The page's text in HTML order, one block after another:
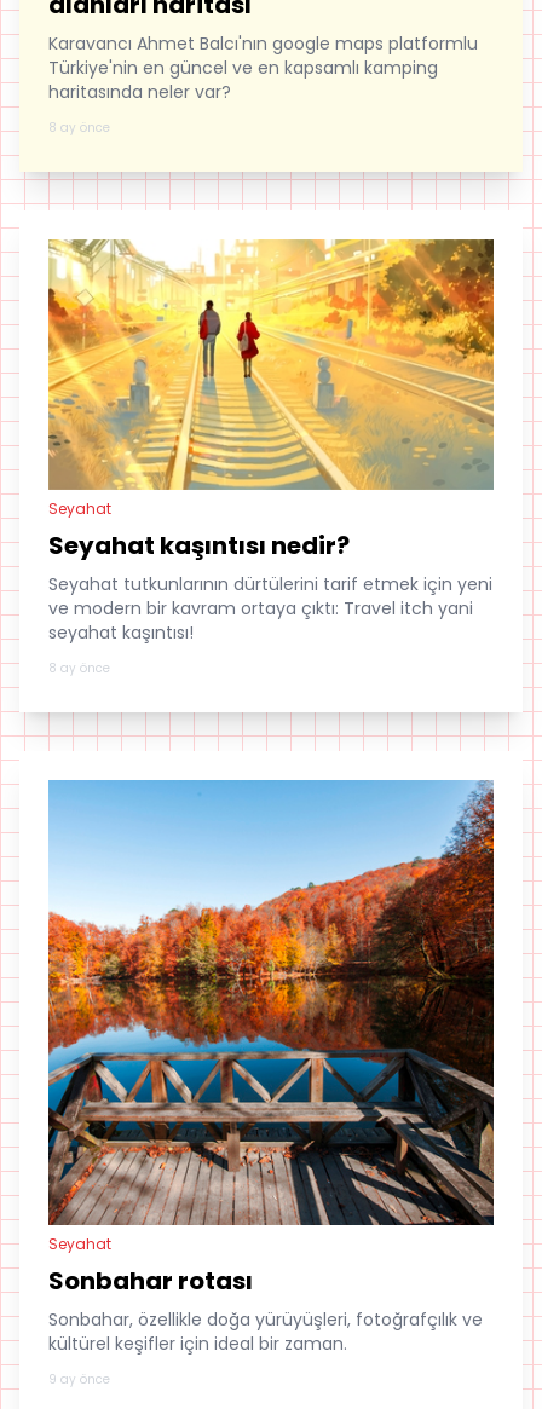
Karavancı Ahmet Balcı'nın google maps platformlu
Türkiye'nin en güncel ve en kapsamlı kamping
haritasında neler var?
8 ay önce
Seyahat
Seyahat kaşıntısı nedir?
Seyahat tutkunlarının dürtülerini tarif etmek için yeni
ve modern bir kavram ortaya çıktı: Travel itch yani
seyahat kaşıntısı!
8 ay önce
Seyahat
Sonbahar rotası
Sonbahar, özellikle doğa yürüyüşleri, fotoğrafçılık ve
kültürel keşifler için ideal bir zaman.
9 ay önce